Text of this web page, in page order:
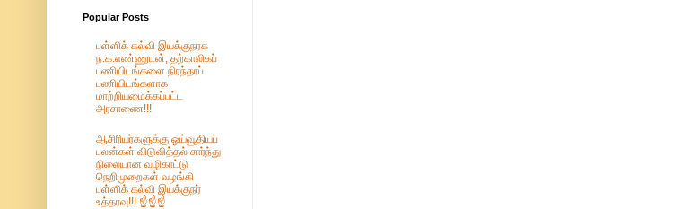
Popular Posts
பள்ளிக் கல்வி இயக்குநரக
ந.க.எண்ணுடன், தற்காலிகப்
பணியிடங்களை நிரந்தரப்
பணியிடங்களாக
மாற்றியமைக்கப்பட்ட
அரசாணை!!!
ஆசிரியர்களுக்கு ஓய்வூதியப்
பலன்கள் விடுவித்தல் சார்ந்து
நிலையான வழிகாட்டு
நெறிமுறைகள் வழங்கி
பள்ளிக் கல்வி இயக்குநர்
உத்தரவு!!! ☝️☝️☝️